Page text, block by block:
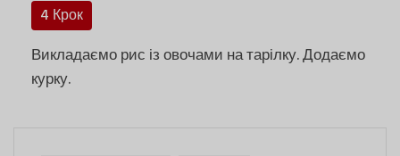
4 Крок
Викладаємо рис із овочами на тарілку. Додаємо
курку.